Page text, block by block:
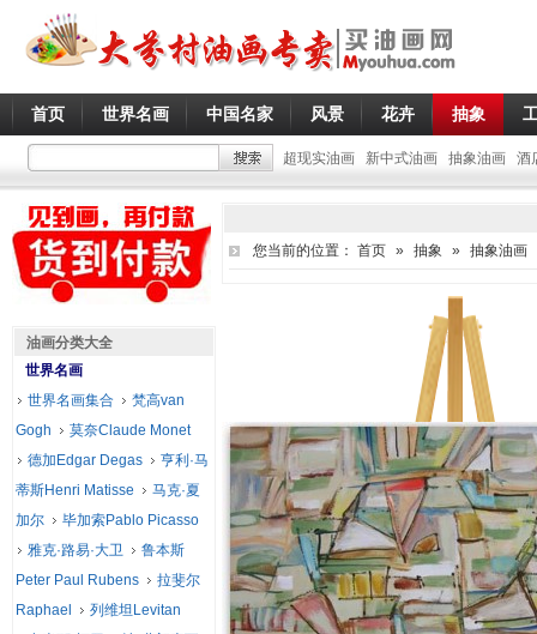
首页 世界名画 中国名家 风景 花卉 抽象
超现实油画 新中式油画 抽象油画 酒
您当前的位置： 首页 » 抽象 » 抽象油画
油画分类大全
世界名画
世界名画集合
梵高van
Gogh
莫奈Claude Monet
德加Edgar Degas
亨利·马
蒂斯Henri Matisse
马克·夏
加尔
毕加索Pablo Picasso
雅克·路易·大卫
鲁本斯
Peter Paul Rubens
拉斐尔
Raphael
列维坦Levitan